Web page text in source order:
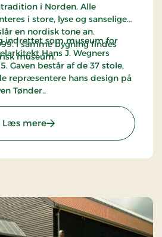
i Norden. Alle
i store, lyse og sanselige
en nordisk tone an.
I samme bygning findes
museum.
indrettet som museum for
Hans J. Wegners
Gaven består af de 37 stole,
repræsentere hans design på
Tønder..
Læs mere: Kunstmuseet - Tønder